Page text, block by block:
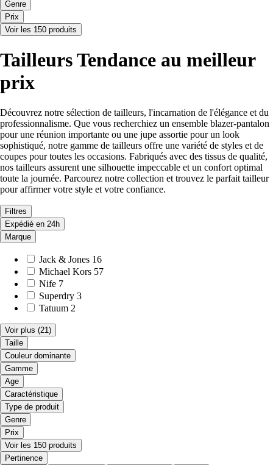
Genre
Prix
Voir les 150 produits
Tailleurs Tendance au meilleur
prix
Découvrez notre sélection de tailleurs, l'incarnation de l'élégance et du
professionnalisme. Que vous recherchiez un ensemble blazer-pantalon
pour une réunion importante ou une jupe assortie pour un look
sophistiqué, notre gamme de tailleurs offre une variété de styles et de
coupes pour toutes les occasions. Fabriqués avec des tissus de qualité,
nos tailleurs assurent une silhouette impeccable et un confort optimal
toute la journée. Parcourez notre collection et trouvez le parfait tailleur
pour affirmer votre style et votre confiance.
Filtres
Expédié en 24h
Marque
Jack & Jones 16
Michael Kors 57
Nife 7
Superdry 3
Tatuum 2
Voir plus (21)
Taille
Couleur dominante
Gamme
Age
Caractéristique
Type de produit
Genre
Prix
Voir les 150 produits
Pertinence